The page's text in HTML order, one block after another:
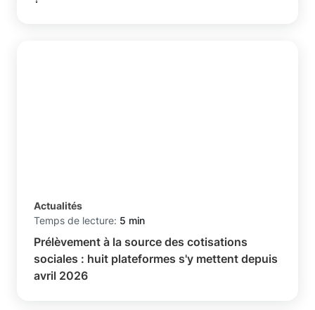
Actualités
Temps de lecture: 5 min
Prélèvement à la source des cotisations
sociales : huit plateformes s'y mettent depuis
avril 2026